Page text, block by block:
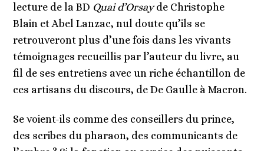
lecture de la BD Quai d’Orsayde Christophe
Blain et Abel Lanzac, nul doute qu’ils se
retrouveront plus d’une fois dans les vivants
témoignages recueillis par l’auteur du livre, au
fil de ses entretiens avec un riche échantillon de
ces artisans du discours, de De Gaulle à Macron.
Se voient-ils comme des conseillers du prince,
des scribes du pharaon, des communicants de